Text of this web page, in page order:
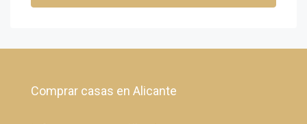
Comprar casas en Alicante